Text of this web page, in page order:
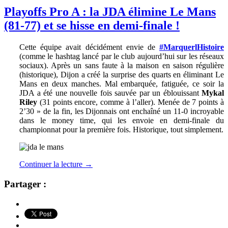
Playoffs Pro A : la JDA élimine Le Mans
(81-77) et se hisse en demi-finale !
Cette équipe avait décidément envie de #MarquerlHistoire
(comme le hashtag lancé par le club aujourd’hui sur les réseaux
sociaux). Après un sans faute à la maison en saison régulière
(historique), Dijon a créé la surprise des quarts en éliminant Le
Mans en deux manches. Mal embarquée, fatiguée, ce soir la
JDA a été une nouvelle fois sauvée par un éblouissant Mykal
Riley (31 points encore, comme à l’aller). Menée de 7 points à
2’30 » de la fin, les Dijonnais ont enchaîné un 11-0 incroyable
dans le money time, qui les envoie en demi-finale du
championnat pour la première fois. Historique, tout simplement.
Continuer la lecture →
Partager :